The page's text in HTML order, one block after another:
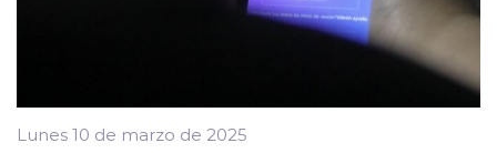
Lunes 10 de marzo de 2025